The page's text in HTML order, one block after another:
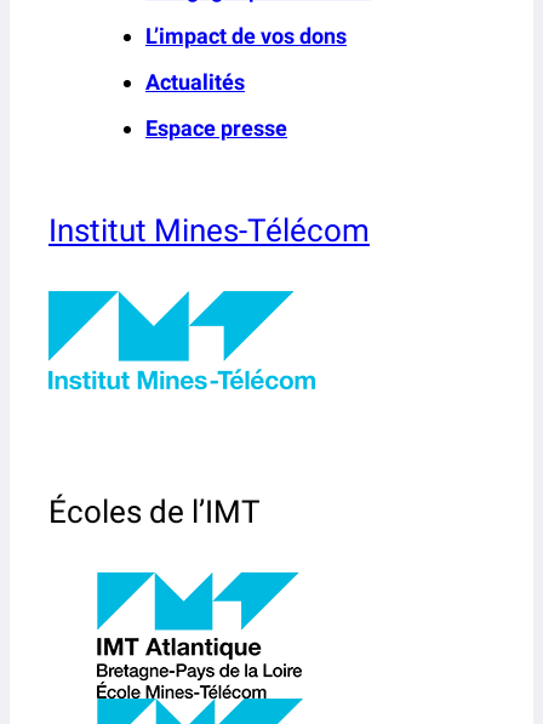
L’impact de vos dons
Actualités
Espace presse
Institut Mines-Télécom
Écoles de l’IMT